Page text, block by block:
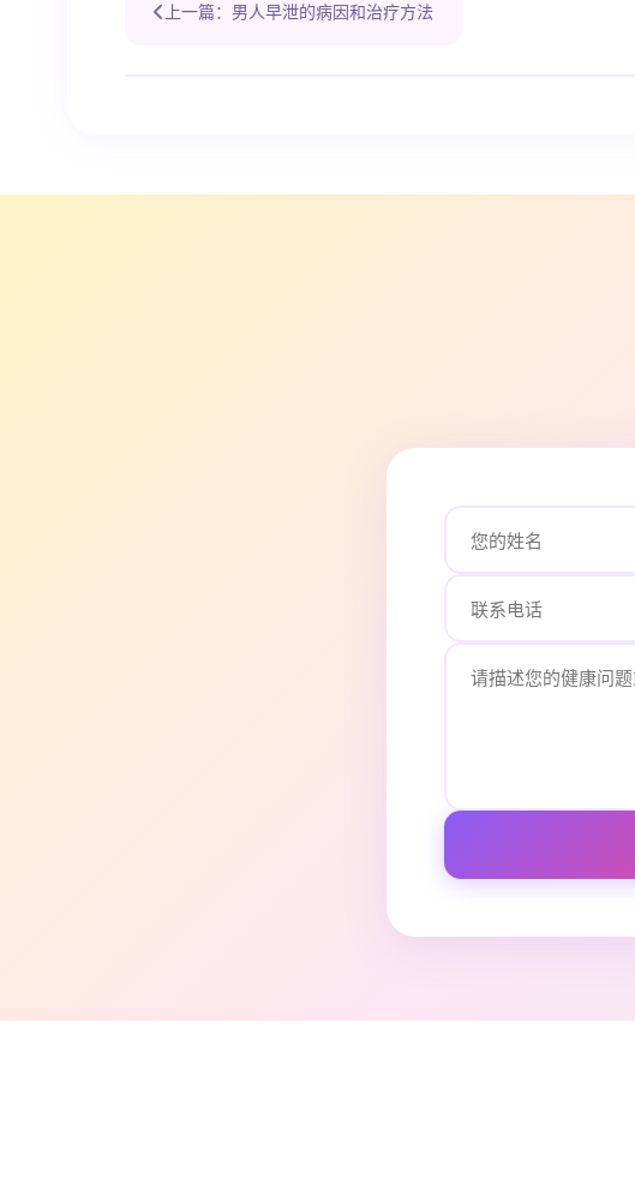
上一篇：男人早泄的病因和治疗方法